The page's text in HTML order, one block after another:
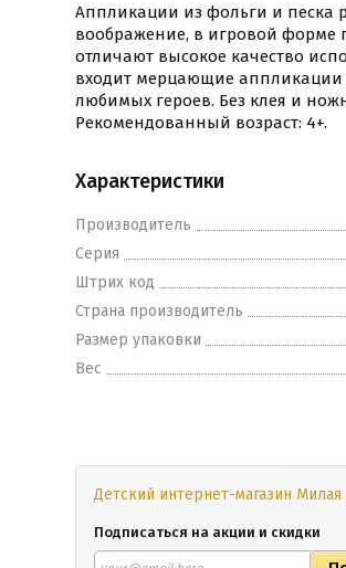
Аппликации из фольги и песка
воображение, в игровой форме
отличают высокое качество
входит мерцающие аппликации
любимых героев. Без клея и
Рекомендованный возраст: 4+.
Характеристики
Производитель
Серия
Штрих код
Страна производитель
Размер упаковки
Вес
Детский интернет-магазин
Подписаться на акции и скидки